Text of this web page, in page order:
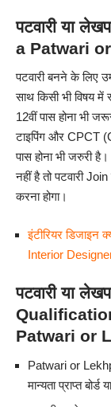
पटवारी या
a Patwari
पटवारी बनने के लिए
साथ किसी भी विषय
12वींपासहोना भी
टाइपिंग और CPCT
पास होना भी जरुरी
नहीं है तो पटवारी
करना होगा।
इंटीरियर डिजाइन
Interior
पटवारी या
Patwari or
Patwari or
मान्यता प्राप्त बोर्ड